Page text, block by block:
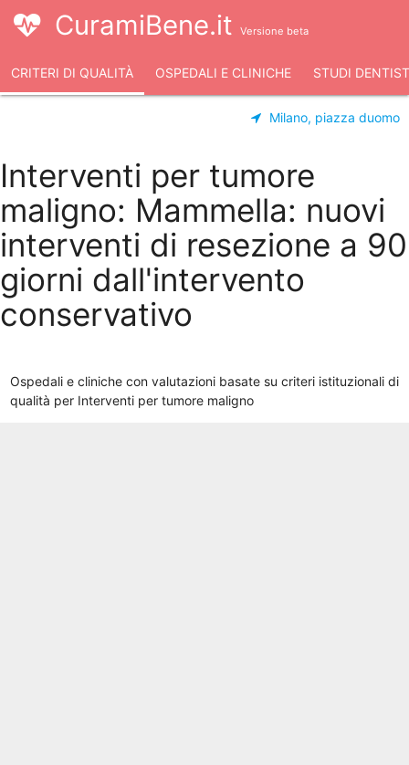
CuramiBene.it Versione beta
CRITERI DI QUALITÀ OSPEDALI E CLINICHE STUDI
Milano, piazza duomo
Interventi per tumore
maligno: Mammella: nuovi
interventi di resezione a 90
giorni dall'intervento
conservativo
Ospedali e cliniche con valutazioni basate su criteri istituzionali di
qualità per Interventi per tumore maligno